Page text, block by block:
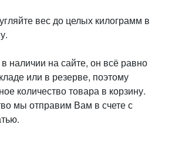
вес до целых килограмм в
наличии на сайте, он всё равно
или в резерве, поэтому
количество товара в корзину.
мы отправим Вам в счете с